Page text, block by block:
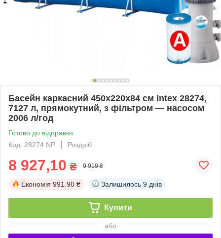
Басейн каркасний 450х220х84 см intex 28274,
7127 л, прямокутний, з фільтром — насосом
2006 л/год
Готово до відправки
Код: 28274 NP
Роздріб
8 927,10 ₴ 9 919 ₴
Економія 991.90 ₴ Залишилось 9 днів
Купити
або